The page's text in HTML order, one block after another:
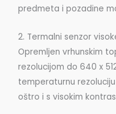
predmeta i pozadine
2. Termalni senzor
Opremljen vrhunskim
rezolucijom do 640 x
temperaturnu
oštro i s visokim